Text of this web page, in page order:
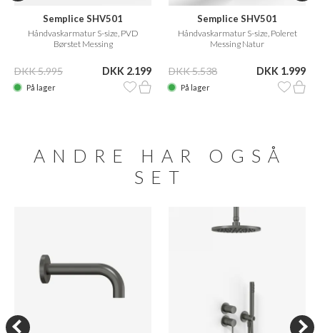
Semplice SHV501
Håndvaskarmatur S-size, PVD
Børstet Messing
DKK 5.995 DKK 2.199
På lager
Semplice SHV501
Håndvaskarmatur S-size, Poleret
Messing Natur
DKK 5.538 DKK 1.999
På lager
ANDRE HAR OGSÅ
SET